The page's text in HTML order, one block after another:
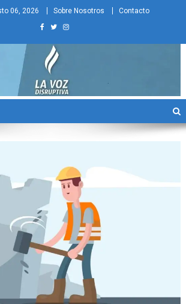
06, 2026 Sobre Nosotros Contacto